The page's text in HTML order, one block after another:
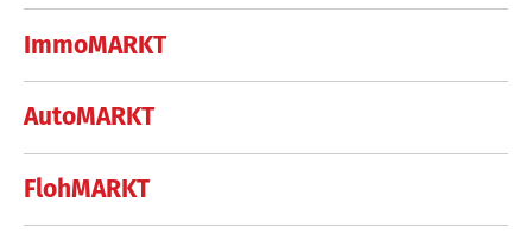
ImmoMARKT
AutoMARKT
FlohMARKT